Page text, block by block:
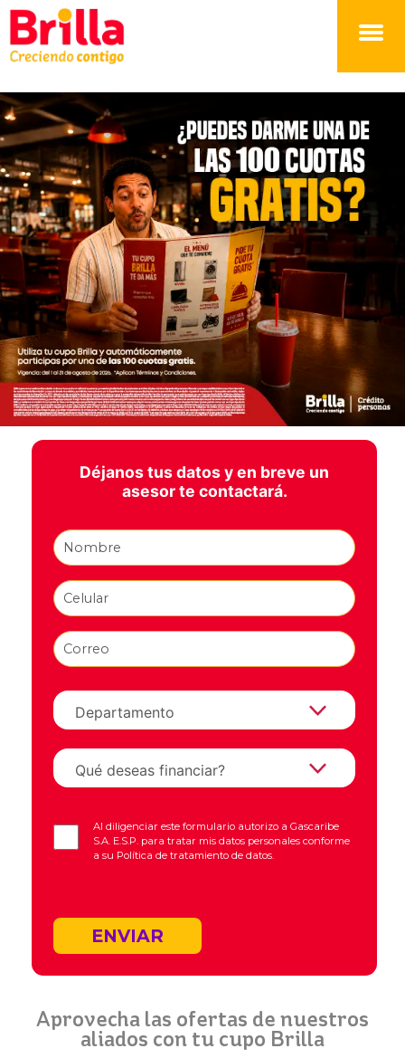
Déjanos tus datos y en breve un
asesor te contactará.
Al diligenciar este formulario autorizo a Gascaribe
S.A. E.S.P. para tratar mis datos personales conforme
a su Política de tratamiento de datos.
ENVIAR
Aprovecha las ofertas de nuestros
aliados con tu cupo Brilla